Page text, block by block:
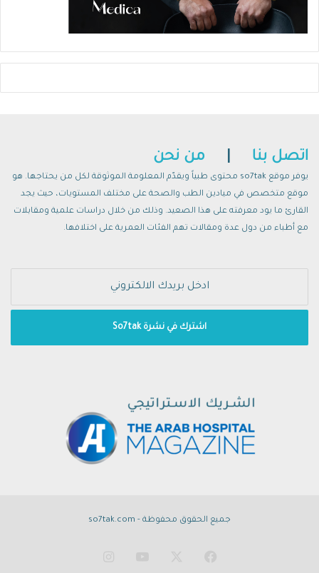
اتصل بنا من نحن
يوفر موقع so7tak محتوى طبياً ويقدّم المعلومة الموثوقة لكل من يحتاجها. هو
موقع متخصص في ميادين الطب والصحة على مختلف المستويات، حيث يجد
القارئ ما يود معرفته على هذا الصعيد. وذلك من خلال دراسات علمية ومقابلات
مع أطباء من دول عدة ومقالات تهم الفئات العمرية على اختلافها.
جميع الحقوق محفوظة - so7tak.com